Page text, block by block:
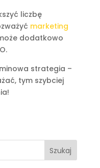
liczbę
marketing
dodatkowo
strategia –
tym szybciej
Szukaj